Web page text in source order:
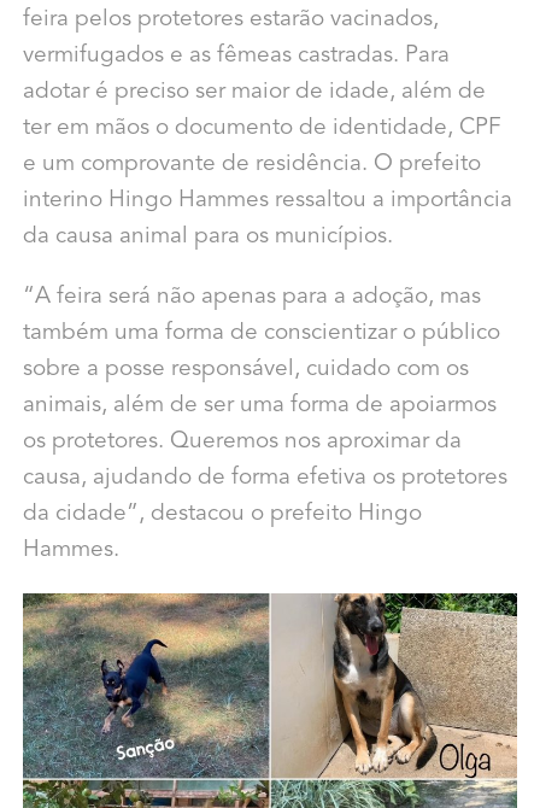
feira pelos protetores estarão vacinados,
vermifugados e as fêmeas castradas. Para
adotar é preciso ser maior de idade, além de
ter em mãos o documento de identidade, CPF
e um comprovante de residência. O prefeito
interino Hingo Hammes ressaltou a importância
da causa animal para os municípios.
“A feira será não apenas para a adoção, mas
também uma forma de conscientizar o público
sobre a posse responsável, cuidado com os
animais, além de ser uma forma de apoiarmos
os protetores. Queremos nos aproximar da
causa, ajudando de forma efetiva os protetores
da cidade”, destacou o prefeito Hingo
Hammes.